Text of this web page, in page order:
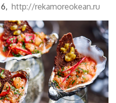
http://rekamoreokean.ru